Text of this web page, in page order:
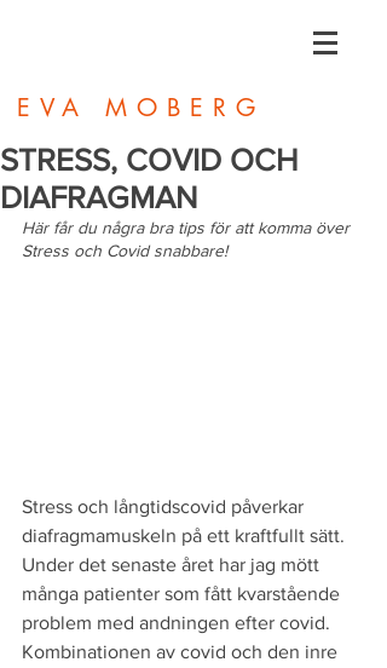
EVA MOBERG
STRESS, COVID OCH
DIAFRAGMAN
Här får du några bra tips för att komma över
Stress och Covid snabbare!
Stress och långtidscovid påverkar
diafragmamuskeln på ett kraftfullt sätt.
Under det senaste året har jag mött
många patienter som fått kvarstående
problem med andningen efter covid.
Kombinationen av covid och den inre